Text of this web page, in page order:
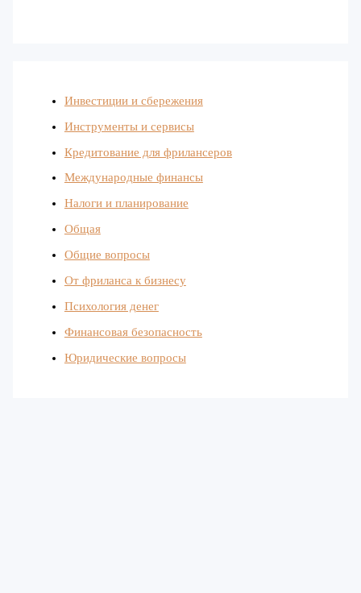
Инвестиции и сбережения
Инструменты и сервисы
Кредитование для фрилансеров
Международные финансы
Налоги и планирование
Общая
Общие вопросы
От фриланса к бизнесу
Психология денег
Финансовая безопасность
Юридические вопросы